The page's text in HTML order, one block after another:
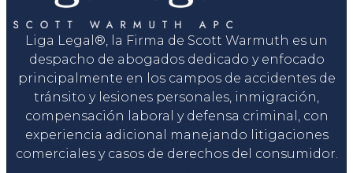
Liga Legal®, la Firma de Scott Warmuth es un
despacho de abogados dedicado y enfocado
principalmente en los campos de accidentes de
tránsito y lesiones personales, inmigración,
compensación laboral y defensa criminal, con
experiencia adicional manejando litigaciones
comerciales y casos de derechos del consumidor.